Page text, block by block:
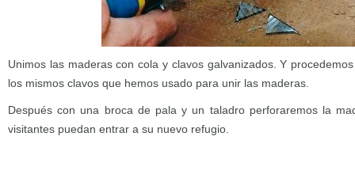
Unimos las maderas con cola y clavos galvanizados. Y
los mismos clavos que hemos usado para unir las maderas.
Después con una broca de pala y un taladro perforaremos la
visitantes puedan entrar a su nuevo refugio.